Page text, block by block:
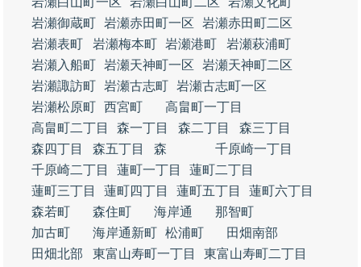
岩瀬御蔵町 岩瀬赤田町一区
岩瀬赤田町二区
岩瀬表町
岩瀬梅本町 岩瀬港町
岩瀬萩浦町
岩瀬入船町 岩瀬天神町一区
岩瀬天神町二区
岩瀬諏訪町 岩瀬古志町 岩瀬古志町一区
岩瀬松原町 西宮町
高畠町一丁目
高畠町二丁目
森一丁目 森二丁目
森三丁目
森四丁目
森五丁目 森
千原崎一丁目
千原崎二丁目
蓮町一丁目
蓮町二丁目
蓮町三丁目
蓮町四丁目 蓮町五丁目
蓮町六丁目
森若町
森住町 海岸通
那智町
加古町
海岸通新町 松浦町
田畑南部
田畑北部
東富山寿町一丁目
東富山寿町二丁目